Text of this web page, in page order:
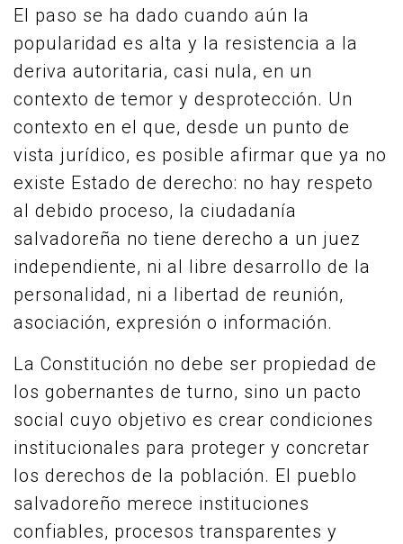
El paso se ha dado cuando aún la
popularidad es alta y la resistencia a la
deriva autoritaria, casi nula, en un
contexto de temor y desprotección. Un
contexto en el que, desde un punto de
vista jurídico, es posible afirmar que ya no
existe Estado de derecho: no hay respeto
al debido proceso, la ciudadanía
salvadoreña no tiene derecho a un juez
independiente, ni al libre desarrollo de la
personalidad, ni a libertad de reunión,
asociación, expresión o información.
La Constitución no debe ser propiedad de
los gobernantes de turno, sino un pacto
social cuyo objetivo es crear condiciones
institucionales para proteger y concretar
los derechos de la población. El pueblo
salvadoreño merece instituciones
confiables, procesos transparentes y